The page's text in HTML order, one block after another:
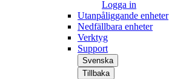
Logga in
Utanpåliggande enheter
Nedfällbara enheter
Verktyg
Support
Svenska
Tillbaka